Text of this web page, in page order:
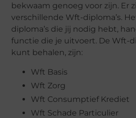
bekwaam genoeg voor zijn. Er
verschillende Wft-diploma’s.
diploma’s die jij nodig hebt,
functie die je uitvoert. De Wft-
kunt behalen, zijn:
Wft Basis
Wft Zorg
Wft Consumptief Krediet
Wft Schade Particulier